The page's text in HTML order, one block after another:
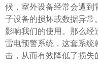
候，室外设备经常会遭到
子设备的损坏或数据异常
影响我们的使用。那么经
雷电预警系统，这套系统
击，从而有效降低了损失